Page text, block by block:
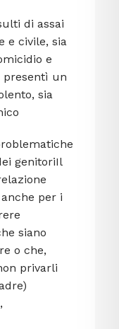
di assai
e civile, sia
e
presentì un
sia
genitoriIl
per i
siano
o che,
privarli